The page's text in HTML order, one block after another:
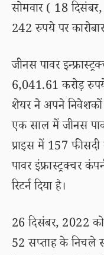
सोमवार ( 18
242 रुपये पर
जीनस पावर
6,041.61 करोड़
शेयर ने अपने निवेशकों
एक साल में जीनस
प्राइस में 157
पावर इंफ्रास्ट्रक्चर
रिटर्न दिया है।
26 दिसंबर, 2022
52 सप्ताह के निचले